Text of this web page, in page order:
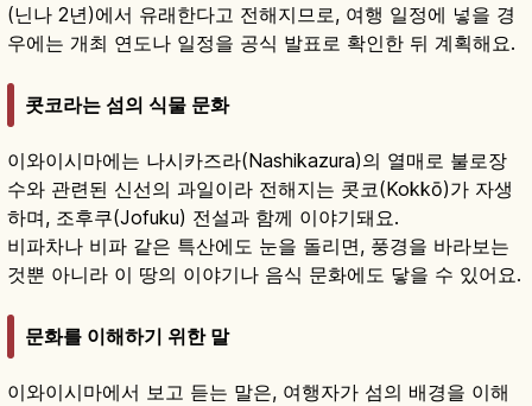
(닌나 2년)에서 유래한다고 전해지므로, 여행 일정에 넣을 경
우에는 개최 연도나 일정을 공식 발표로 확인한 뒤 계획해요.
콧코라는 섬의 식물 문화
이와이시마에는 나시카즈라(Nashikazura)의 열매로 불로장
수와 관련된 신선의 과일이라 전해지는 콧코(Kokkō)가 자생
하며, 조후쿠(Jofuku) 전설과 함께 이야기돼요.
비파차나 비파 같은 특산에도 눈을 돌리면, 풍경을 바라보는
것뿐 아니라 이 땅의 이야기나 음식 문화에도 닿을 수 있어요.
문화를 이해하기 위한 말
이와이시마에서 보고 듣는 말은, 여행자가 섬의 배경을 이해